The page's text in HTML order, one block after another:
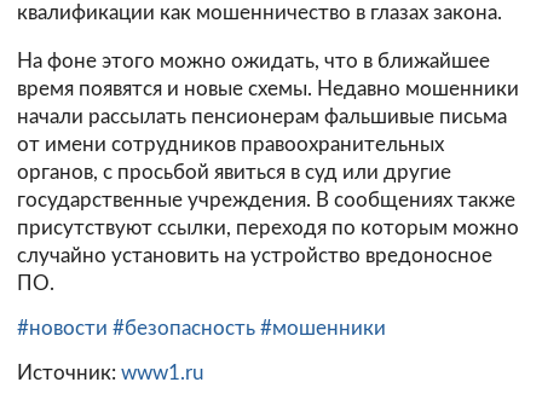
квалификации как мошенничество в глазах закона.
На фоне этого можно ожидать, что в ближайшее
время появятся и новые схемы. Недавно мошенники
начали рассылать пенсионерам фальшивые письма
от имени сотрудников правоохранительных
органов, с просьбой явиться в суд или другие
государственные учреждения. В сообщениях также
присутствуют ссылки, переходя по которым можно
случайно установить на устройство вредоносное
ПО.
#новости #безопасность #мошенники
Источник: www1.ru